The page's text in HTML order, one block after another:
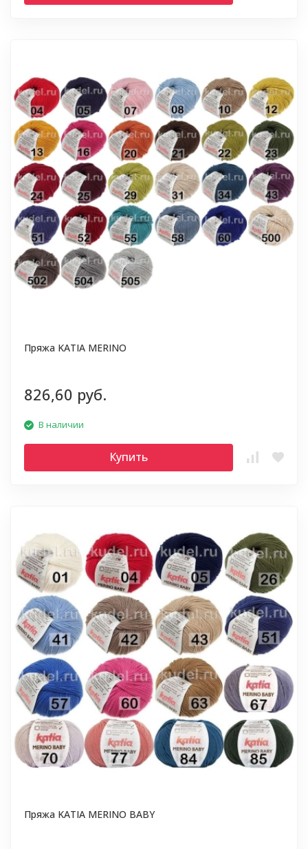
Пряжа KATIA MERINO
826,60 руб.
В наличии
Купить
Пряжа KATIA MERINO BABY